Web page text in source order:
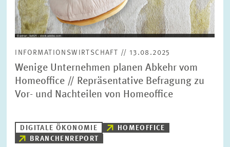
JAHRESBERICHT
INFORMATIONSWIRTSCHAFT // 13.08.2025
Wenige Unternehmen planen Abkehr vom
Homeoffice // Repräsentative Befragung zu
Vor- und Nachteilen von Homeoffice
DIGITALE ÖKONOMIE
HOMEOFFICE
BRANCHENREPORT